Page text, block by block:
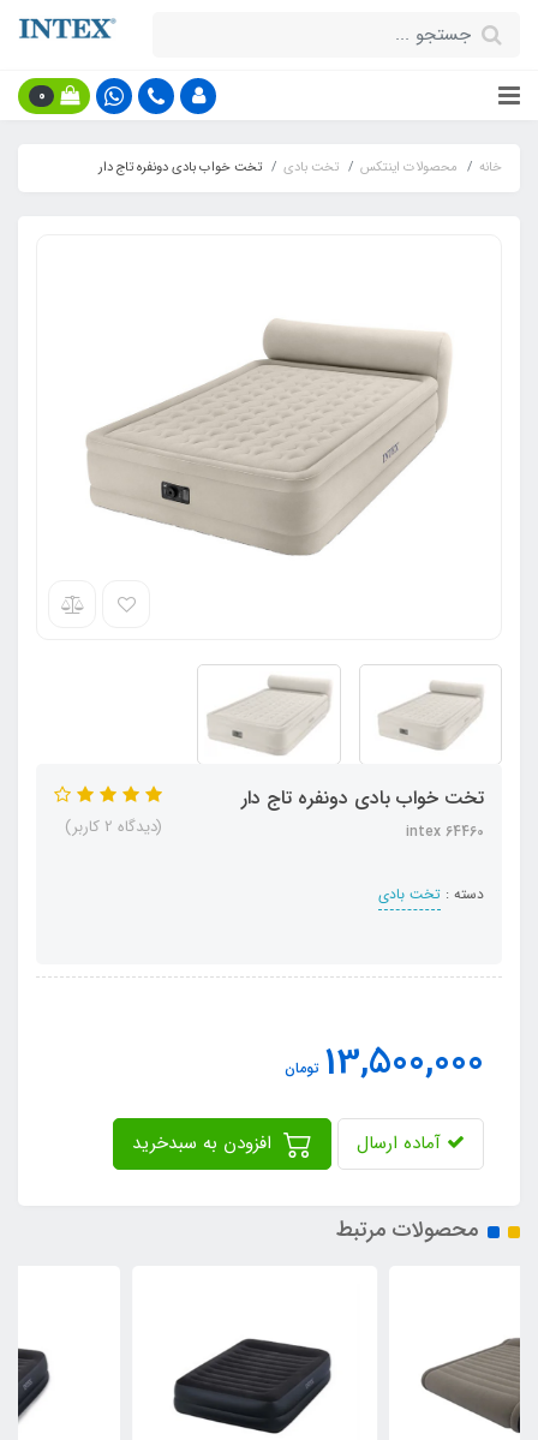
0
خانه محصولات اینتکس تخت بادی تخت خواب بادی دونفره تاج دار
تخت خواب بادی دونفره تاج دار
64460 intex
دسته : تخت بادی
(دیدگاه 2 کاربر)
13,500,000 تومان
آماده ارسال
محصولات مرتبط